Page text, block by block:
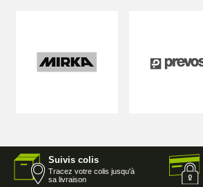
Suivis colis
Tracez votre colis jusqu'à
sa livraison